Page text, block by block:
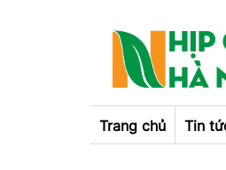
Trang chủ Tin